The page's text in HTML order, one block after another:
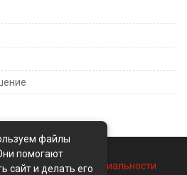
Политика конфиденциальности
файлы
помогают
сайт и делать его